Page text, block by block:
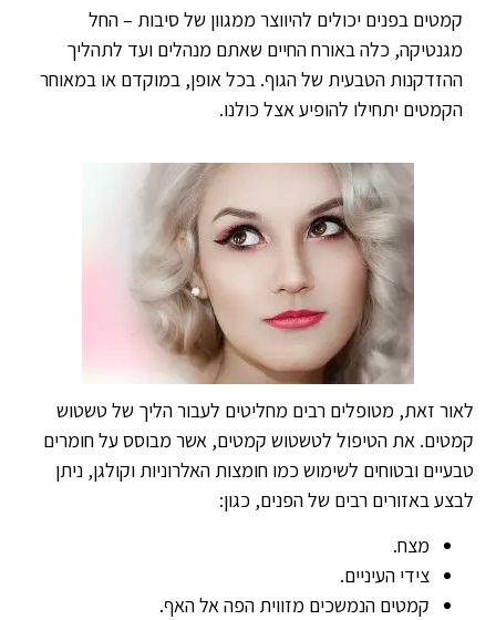
קמטים בפנים יכולים להיווצר ממגוון של סיבות – החל
מגנטיקה, כלה באורח החיים שאתם מנהלים ועד לתהליך
ההזדקנות הטבעית של הגוף. בכל אופן, במוקדם או במאוחר
הקמטים יתחילו להופיע אצל כולנו.
לאור זאת, מטופלים רבים מחליטים לעבור הליך של טשטוש
קמטים. את הטיפול לטשטוש קמטים, אשר מבוסס על חומרים
טבעיים ובטוחים לשימוש כמו חומצות האלרוניות וקולגן, ניתן
לבצע באזורים רבים של הפנים, כגון:
מצח.
צידי העיניים.
קמטים הנמשכים מזווית הפה אל האף.